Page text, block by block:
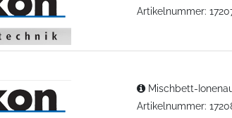
Artikelnummer:
Mischbett-
Artikelnummer: